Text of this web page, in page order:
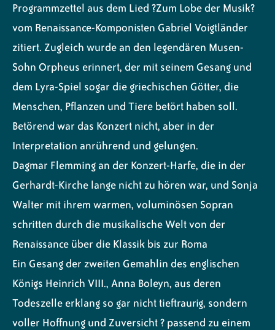
Programmzettel aus dem Lied ?Zum Lobe der Musik?
vom Renaissance-Komponisten Gabriel Voigtländer
zitiert. Zugleich wurde an den legendären Musen-
Sohn Orpheus erinnert, der mit seinem Gesang und
dem Lyra-Spiel sogar die griechischen Götter, die
Menschen, Pflanzen und Tiere betört haben soll.
Betörend war das Konzert nicht, aber in der
Interpretation anrührend und gelungen.
Dagmar Flemming an der Konzert-Harfe, die in der
Gerhardt-Kirche lange nicht zu hören war, und Sonja
Walter mit ihrem warmen, voluminösen Sopran
schritten durch die musikalische Welt von der
Renaissance über die Klassik bis zur Roma
Ein Gesang der zweiten Gemahlin des englischen
Königs Heinrich VIII., Anna Boleyn, aus deren
Todeszelle erklang so gar nicht tieftraurig, sondern
voller Hoffnung und Zuversicht ? passend zu einem